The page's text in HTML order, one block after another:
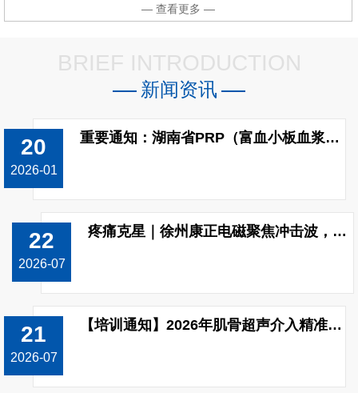
— 查看更多 —
BRIEF INTRODUCTION
新闻资讯
20
2026-01
重要通知：湖南省PRP（富血小板血浆）制备收费标准已调整!
22
2026-07
疼痛克星｜徐州康正电磁聚焦冲击波，无创修复颈肩腰腿痛
21
2026-07
【培训通知】2026年肌骨超声介入精准治疗技能（上肢关节）提升培训班开班！